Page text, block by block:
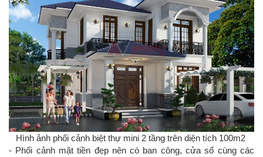
Hình ảnh phối cảnh biệt thự mini 2 tầng trên diện tích 100m2
- Phối cảnh mặt tiền đẹp nên có ban công, cửa sổ cùng các